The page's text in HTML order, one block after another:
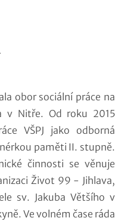
obor sociální práce na
v Nitře. Od roku 2015
VŠPJ jako odborná
paměti II. stupně.
činnosti se věnuje
Život 99 - Jihlava,
sv. Jakuba Většího v
Ve volném čase ráda